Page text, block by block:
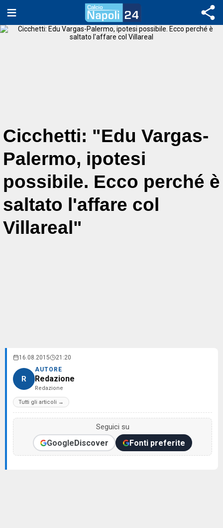
Cicchetti: "Edu Vargas-
Palermo, ipotesi
possibile. Ecco perché è
saltato l'affare col
Villareal"
16.08.2015 21:20
R
AUTORE
Redazione
Redazione
Tutti gli articoli →
Seguici su
GoogleDiscover Fonti preferite